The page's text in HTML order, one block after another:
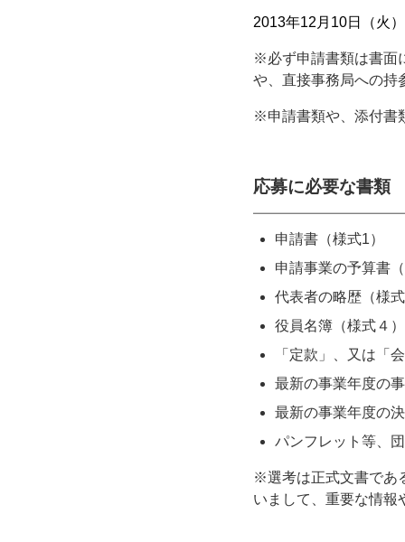
2013年12月10日（火
※必ず申請書類は書面
や、直接事務局への持
※申請書類や、添付書
応募に必要な書類
申請書（様式1）
申請事業の予算書
代表者の略歴（様
役員名簿（様式４）
「定款」、又は「
最新の事業年度の
最新の事業年度の
パンフレット等、
※選考は正式文書であ
いまして、重要な情報